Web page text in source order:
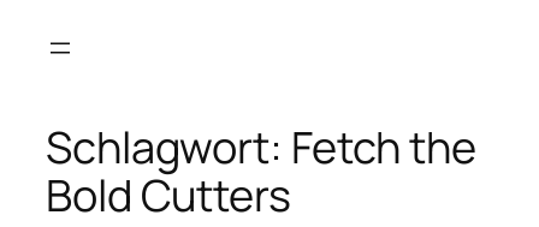
Inhalt
Schlagwort: Fetch the
Bold Cutters